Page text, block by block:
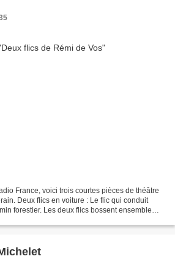
France, voici trois courtes pièces de théâtre
Deux flics en voiture : Le flic qui conduit
forestier. Les deux flics bossent ensemble